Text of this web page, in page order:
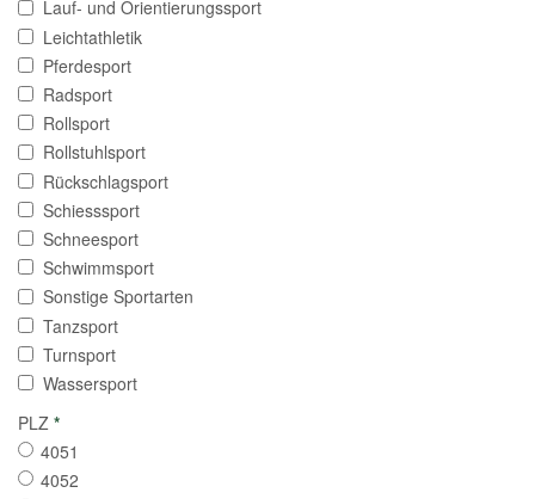
Lauf- und Orientierungssport
Leichtathletik
Pferdesport
Radsport
Rollsport
Rollstuhlsport
Rückschlagsport
Schiesssport
Schneesport
Schwimmsport
Sonstige Sportarten
Tanzsport
Turnsport
Wassersport
PLZ *
4051
4052